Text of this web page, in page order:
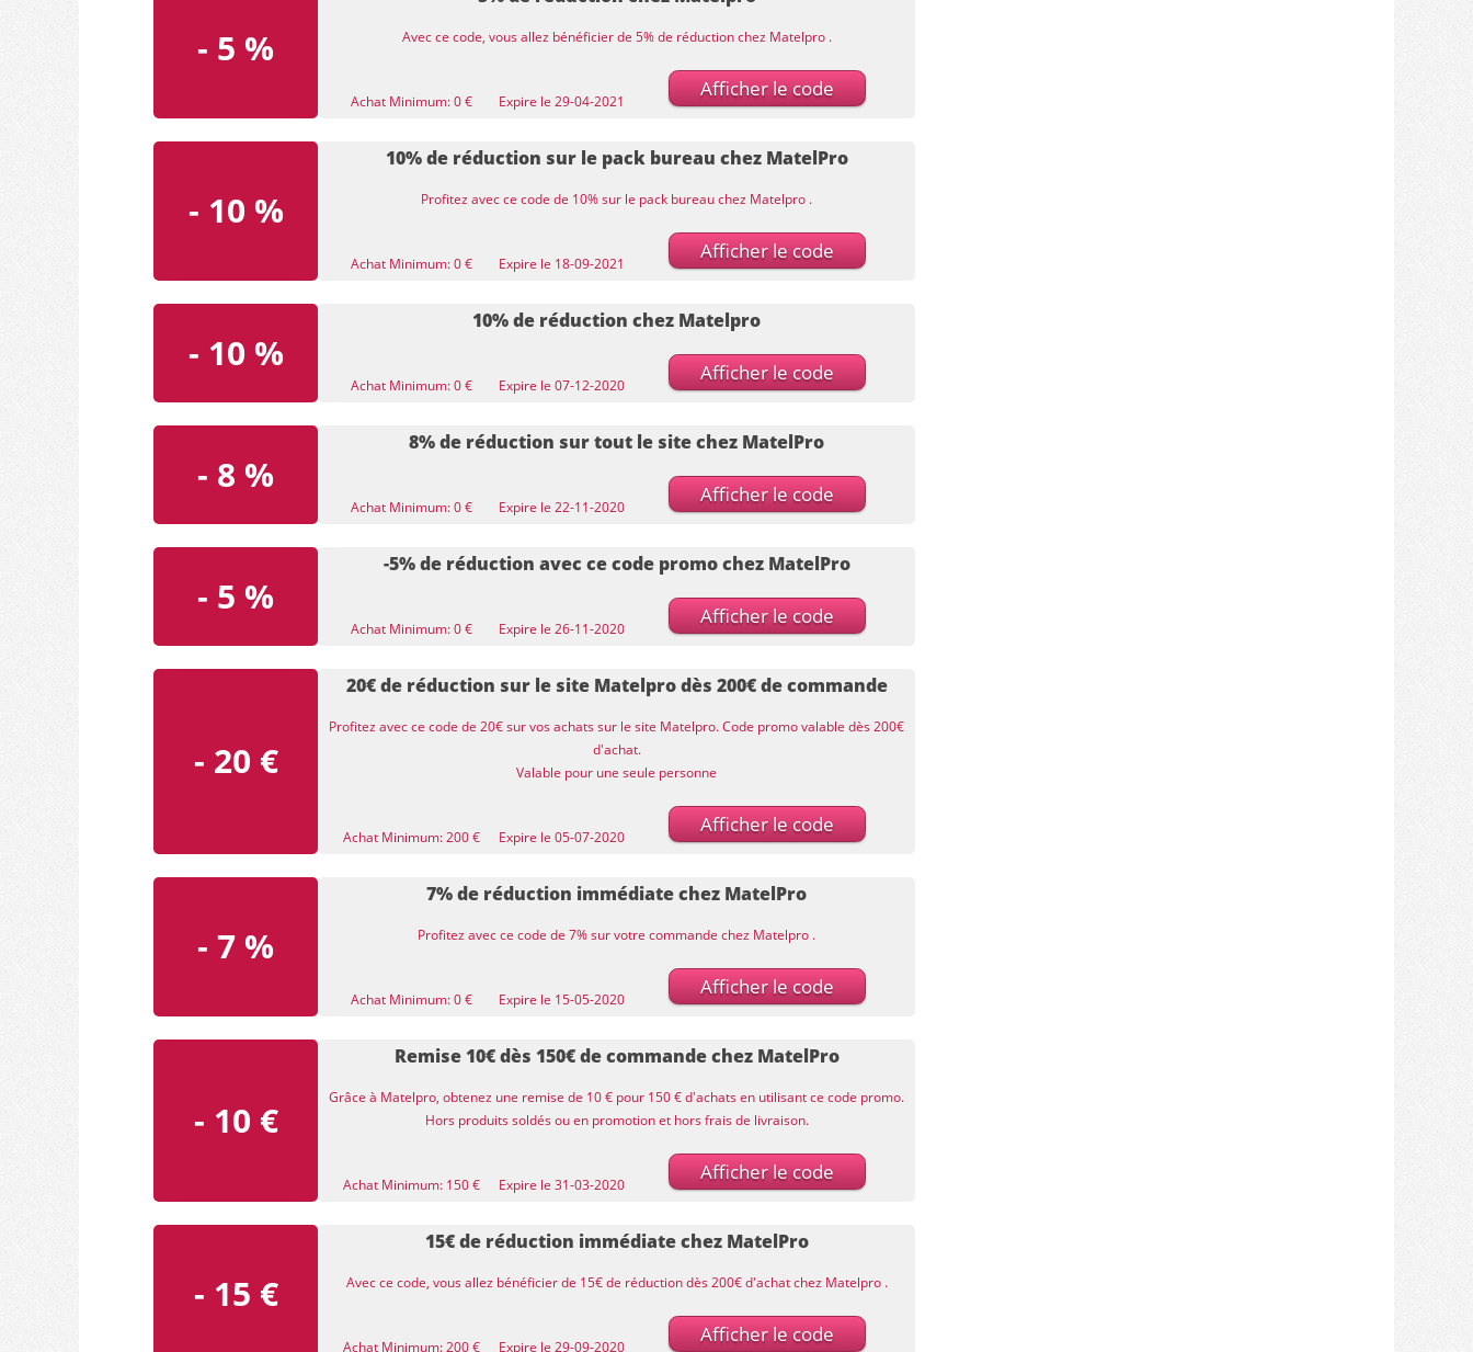
- 5 % Avec ce code, vous allez bénéficier de 5% de réduction chez Matelpro .
Achat Minimum: 0 € Expire le 29-04-2021
Afficher le code
- 10 %
10% de réduction sur le pack bureau chez MatelPro
Profitez avec ce code de 10% sur le pack bureau chez Matelpro .
Achat Minimum: 0 € Expire le 18-09-2021
Afficher le code
- 10 %
10% de réduction chez Matelpro
Achat Minimum: 0 € Expire le 07-12-2020
Afficher le code
- 8 %
8% de réduction sur tout le site chez MatelPro
Achat Minimum: 0 € Expire le 22-11-2020
Afficher le code
- 5 %
-5% de réduction avec ce code promo chez MatelPro
Achat Minimum: 0 € Expire le 26-11-2020
Afficher le code
- 20 €
20€ de réduction sur le site Matelpro dès 200€ de commande
Profitez avec ce code de 20€ sur vos achats sur le site Matelpro. Code promo valable dès 200€
d'achat.
Valable pour une seule personne
Achat Minimum: 200 € Expire le 05-07-2020
Afficher le code
- 7 %
7% de réduction immédiate chez MatelPro
Profitez avec ce code de 7% sur votre commande chez Matelpro .
Achat Minimum: 0 € Expire le 15-05-2020
Afficher le code
- 10 €
Remise 10€ dès 150€ de commande chez MatelPro
Grâce à Matelpro, obtenez une remise de 10 € pour 150 € d'achats en utilisant ce code promo.
Hors produits soldés ou en promotion et hors frais de livraison.
Achat Minimum: 150 € Expire le 31-03-2020
Afficher le code
- 15 €
15€ de réduction immédiate chez MatelPro
Avec ce code, vous allez bénéficier de 15€ de réduction dès 200€ d'achat chez Matelpro .
Achat Minimum: 200 € Expire le 29-09-2020
Afficher le code